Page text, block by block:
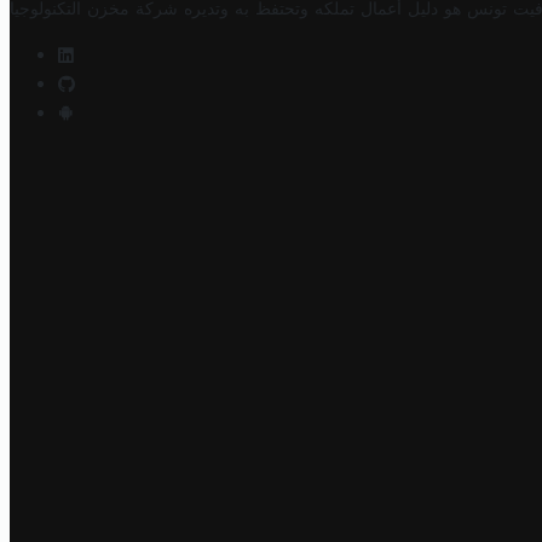
تونس هو دليل أعمال تملكه وتحتفظ به وتديره شركة مخزن التكنولوجيا